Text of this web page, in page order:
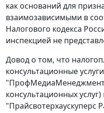
как оснований для
взаимозависимыми в
Налогового кодекса
инспекцией не
Довод о том, что
консультационные
консультационных
"Прайсвотерхаускуперс